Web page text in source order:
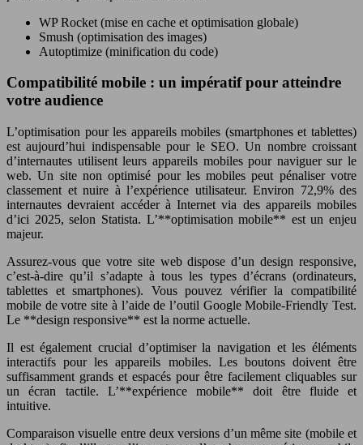
WP Rocket (mise en cache et optimisation globale)
Smush (optimisation des images)
Autoptimize (minification du code)
Compatibilité mobile : un impératif pour atteindre
votre audience
L’optimisation pour les appareils mobiles (smartphones et tablettes)
est aujourd’hui indispensable pour le SEO. Un nombre croissant
d’internautes utilisent leurs appareils mobiles pour naviguer sur le
web. Un site non optimisé pour les mobiles peut pénaliser votre
classement et nuire à l’expérience utilisateur. Environ 72,9% des
internautes devraient accéder à Internet via des appareils mobiles
d’ici 2025, selon Statista. L’**optimisation mobile** est un enjeu
majeur.
Assurez-vous que votre site web dispose d’un design responsive,
c’est-à-dire qu’il s’adapte à tous les types d’écrans (ordinateurs,
tablettes et smartphones). Vous pouvez vérifier la compatibilité
mobile de votre site à l’aide de l’outil Google Mobile-Friendly Test.
Le **design responsive** est la norme actuelle.
Il est également crucial d’optimiser la navigation et les éléments
interactifs pour les appareils mobiles. Les boutons doivent être
suffisamment grands et espacés pour être facilement cliquables sur
un écran tactile. L’**expérience mobile** doit être fluide et
intuitive.
Comparaison visuelle entre deux versions d’un même site (mobile et